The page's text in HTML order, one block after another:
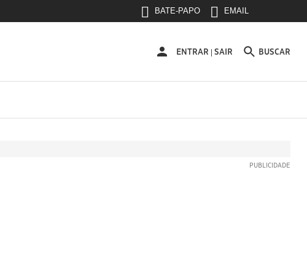
BATE-PAPO EMAIL
ENTRAR
ENTRAR | SAIR BUSCAR